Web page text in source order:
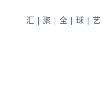
汇|聚|全|球|